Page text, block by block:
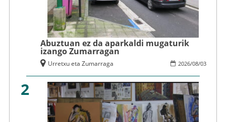
Abuztuan ez da aparkaldi mugaturik
izango Zumarragan
2026/08/03
Urretxu eta Zumarraga
2